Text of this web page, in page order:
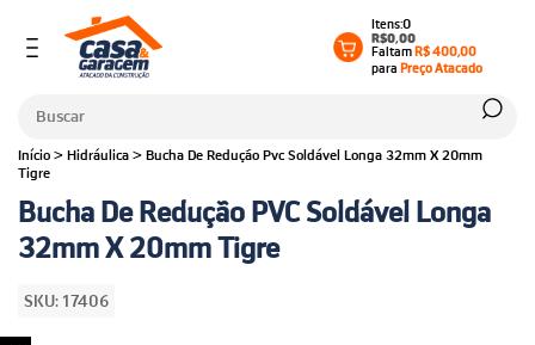
0
R$0,00
FaltamR$ 400,00
paraPreço Atacado
Início > Hidráulica > Bucha De Redução Pvc Soldável Longa 32mm X 20mm
Tigre
Bucha De Redução PVC Soldável Longa
32mm X 20mm Tigre
SKU: 17406